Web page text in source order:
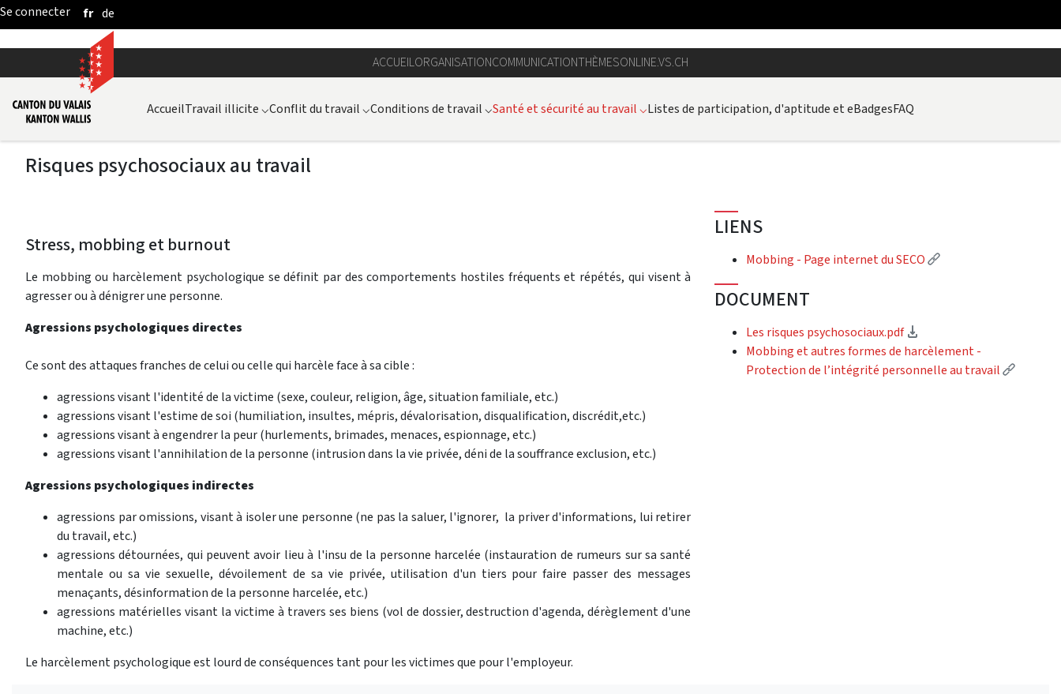
Saut au contenu principal
fr de
ACCUEILORGANISATIONCOMMUNICATIONTHÈMESONLINE.VS.CH
AccueilTravail illicite ⌵Conflit du travail ⌵Conditions de travail ⌵Santé et sécurité au travail ⌵Listes de participation, d'aptitude et eBadgesFAQ
Risques psychosociaux au travail
Stress, mobbing et burnout
Le mobbing ou harcèlement psychologique se définit par des comportements hostiles fréquents et répétés, qui visent à
agresser ou à dénigrer une personne.
Agressions psychologiques directes
Ce sont des attaques franches de celui ou celle qui harcèle face à sa cible :
agressions visant l'identité de la victime (sexe, couleur, religion, âge, situation familiale, etc.)
agressions visant l'estime de soi (humiliation, insultes, mépris, dévalorisation, disqualification, discrédit,etc.)
agressions visant à engendrer la peur (hurlements, brimades, menaces, espionnage, etc.)
agressions visant l'annihilation de la personne (intrusion dans la vie privée, déni de la souffrance exclusion, etc.)
Agressions psychologiques indirectes
agressions par omissions, visant à isoler une personne (ne pas la saluer, l'ignorer, la priver d'informations, lui retirer
du travail, etc.)
agressions détournées, qui peuvent avoir lieu à l'insu de la personne harcelée (instauration de rumeurs sur sa santé
mentale ou sa vie sexuelle, dévoilement de sa vie privée, utilisation d'un tiers pour faire passer des messages
menaçants, désinformation de la personne harcelée, etc.)
agressions matérielles visant la victime à travers ses biens (vol de dossier, destruction d'agenda, dérèglement d'une
machine, etc.)
Le harcèlement psychologique est lourd de conséquences tant pour les victimes que pour l'employeur.
LIENS
Mobbing - Page internet du SECO (Lien externe)
DOCUMENT
Les risques psychosociaux.pdf
Mobbing et autres formes de harcèlement -
Protection de l’intégrité personnelle au travail
(Lien